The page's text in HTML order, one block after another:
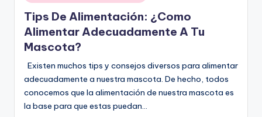
en
Tips De Alimentación: ¿Como
Alimentar Adecuadamente A Tu
Mascota?
Existen muchos tips y consejos diversos para alimentar
adecuadamente a nuestra mascota. De hecho, todos
conocemos que la alimentación de nuestra mascota es
la base para que estas puedan…